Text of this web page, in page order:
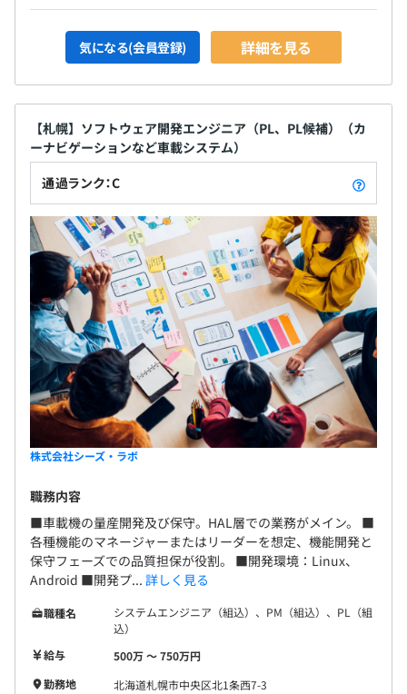
気になる(会員登録) 詳細を見る
【札幌】ソフトウェア開発エンジニア（PL、PL候補）（カ
ーナビゲーションなど車載システム）
通過ランク：C
株式会社シーズ・ラボ
職務内容
■車載機の量産開発及び保守。HAL層での業務がメイン。 ■
各種機能のマネージャーまたはリーダーを想定、機能開発と
保守フェーズでの品質担保が役割。 ■開発環境：Linux、
Android ■開発プ... 詳しく見る
職種名
システムエンジニア（組込）、PM（組込）、PL（組
込）
給与
500万 〜 750万円
勤務地
北海道札幌市中央区北1条西7-3